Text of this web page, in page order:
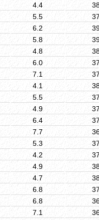
4.4
5.5
6.2
5.8
4.8
6.0
7.1
4.1
5.5
4.9
6.4
7.7
5.3
4.2
4.9
4.7
6.8
6.8
7.1